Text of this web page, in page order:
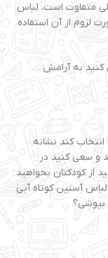
متفاوت است، لباس
لزوم از آن استفاده
به آرامش
کند نشانه
و سعی کنید در
از کودکتان بخواهید
لباس آستین کوتاه آبی
بپوشی؟